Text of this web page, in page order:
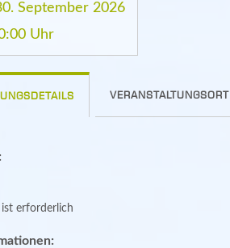
September 2026
Uhr
VERANSTALTUNGSORT
ist erforderlich